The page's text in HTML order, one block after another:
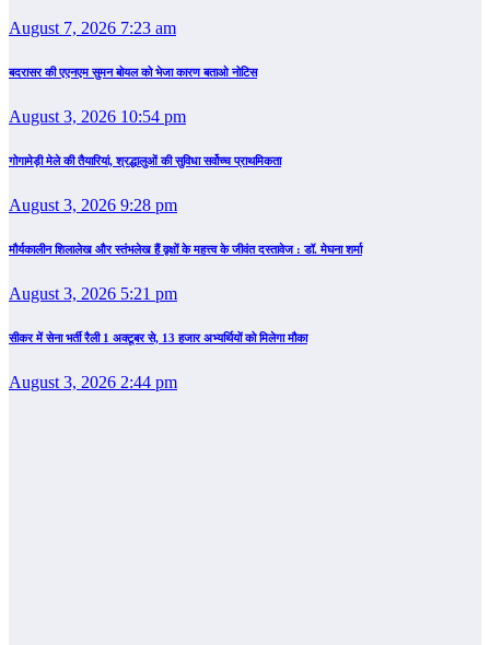
August 7, 2026 7:23 am
बदरासर की एएनएम सुमन बोयल को भेजा कारण बताओ नोटिस
August 3, 2026 10:54 pm
गोगामेड़ी मेले की तैयारियां, श्रद्धालुओं की सुविधा सर्वोच्च प्राथमिकता
August 3, 2026 9:28 pm
मौर्यकालीन शिलालेख और स्तंभलेख हैं वृक्षों के महत्त्व के जीवंत दस्तावेज : डॉ. मेघना शर्मा
August 3, 2026 5:21 pm
सीकर में सेना भर्ती रैली 1 अक्टूबर से, 13 हजार अभ्यर्थियों को मिलेगा मौका
August 3, 2026 2:44 pm